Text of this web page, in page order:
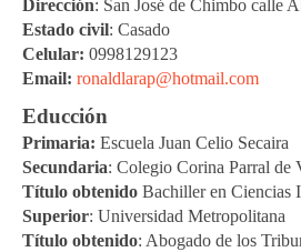
Dirección: San José de Chimbo calle
Estado civil: Casado
Celular: 0998129123
Email: ronaldlarap@hotmail.com
Educción
Primaria: Escuela Juan Celio Secaira
Secundaria: Colegio Corina Parral de
Título obtenido Bachiller en Ciencias
Superior: Universidad Metropolitana
Título obtenido: Abogado de los